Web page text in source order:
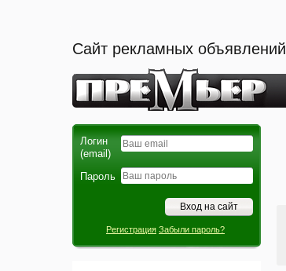
Сайт рекламных объявлений
Логин
(email)
Пароль
Регистрация Забыли пароль?